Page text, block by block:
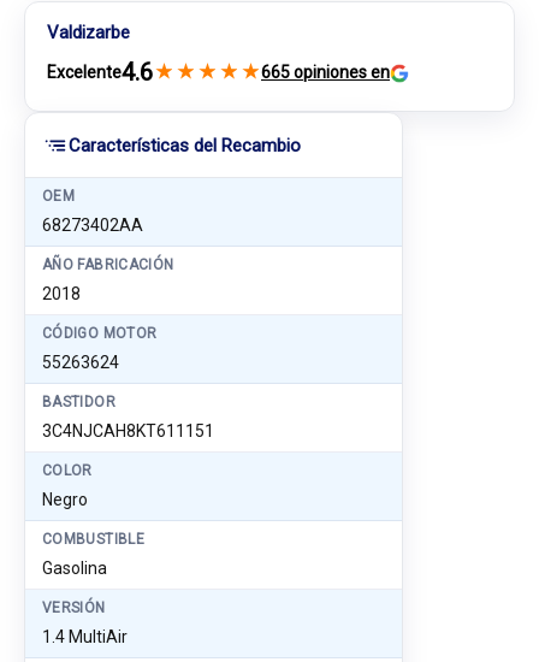
Características del Recambio
OEM
68273402AA
AÑO FABRICACIÓN
2018
CÓDIGO MOTOR
55263624
BASTIDOR
3C4NJCAH8KT611151
COLOR
Negro
COMBUSTIBLE
Gasolina
VERSIÓN
1.4 MultiAir
Valdizarbe
Excelente4.6★ ★ ★ ★ ★665 opiniones en